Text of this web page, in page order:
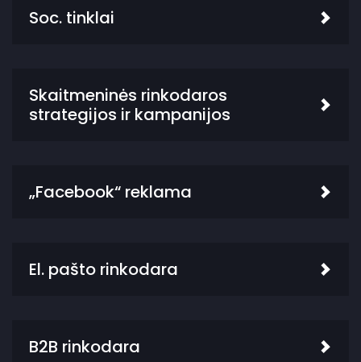
Soc. tinklai
Skaitmeninės rinkodaros
strategijos ir kampanijos
„Facebook“ reklama
El. pašto rinkodara
B2B rinkodara